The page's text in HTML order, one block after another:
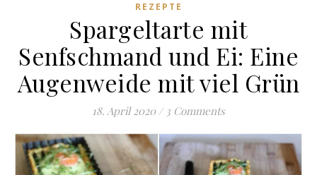
REZEPTE
Spargeltarte mit
Senfschmand und Ei: Eine
Augenweide mit viel Grün
18. April 2020 / 3 Comments